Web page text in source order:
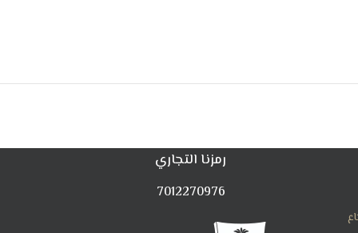
رمزنا التجاري
7012270976